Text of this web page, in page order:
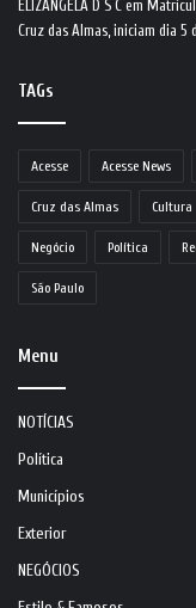
ELIZANGELA D S C em
Cruz das Almas, iniciam dia 5
TAGs
Acesse Acesse News
Cruz das Almas Cultura
Negócio Política
São Paulo
Menu
NOTÍCIAS
Política
Municípios
Exterior
NEGÓCIOS